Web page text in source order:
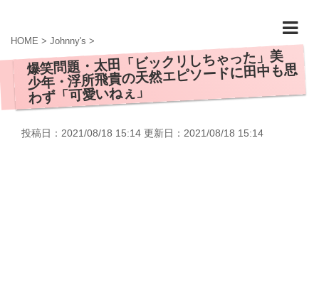
HOME > Johnny's >
爆笑問題・太田「ビックリしちゃった」美
少年・浮所飛貴の天然エピソードに田中も思
わず「可愛いねぇ」
投稿日：2021/08/18 15:14 更新日： 2021/08/18 15:14